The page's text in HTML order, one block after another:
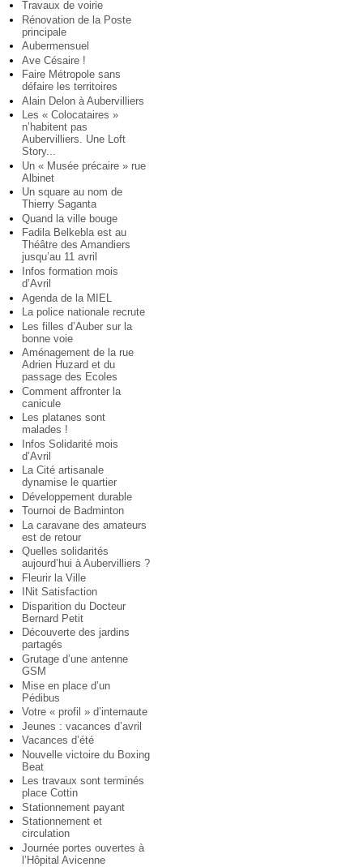
Travaux de voirie
Rénovation de la Poste
principale
Aubermensuel
Ave Césaire !
Faire Métropole sans
défaire les territoires
Alain Delon à Aubervilliers
Les « Colocataires »
n’habitent pas
Aubervilliers. Une Loft
Story...
Un « Musée précaire » rue
Albinet
Un square au nom de
Thierry Saganta
Quand la ville bouge
Fadila Belkebla est au
Théâtre des Amandiers
jusqu’au 11 avril
Infos formation mois
d’Avril
Agenda de la MIEL
La police nationale recrute
Les filles d’Auber sur la
bonne voie
Aménagement de la rue
Adrien Huzard et du
passage des Ecoles
Comment affronter la
canicule
Les platanes sont
malades !
Infos Solidarité mois
d’Avril
La Cité artisanale
dynamise le quartier
Développement durable
Tournoi de Badminton
La caravane des amateurs
est de retour
Quelles solidarités
aujourd’hui à Aubervilliers ?
Fleurir la Ville
INit Satisfaction
Disparition du Docteur
Bernard Petit
Découverte des jardins
partagés
Grutage d’une antenne
GSM
Mise en place d’un
Pédibus
Votre « profil » d’internaute
Jeunes : vacances d’avril
Vacances d’été
Nouvelle victoire du Boxing
Beat
Les travaux sont terminés
place Cottin
Stationnement payant
Stationnement et
circulation
Journée portes ouvertes à
l’Hôpital Avicenne